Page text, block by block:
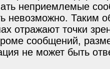
неприемлемые
невозможно. Таким
отражают точки
сообщений,
не может быть